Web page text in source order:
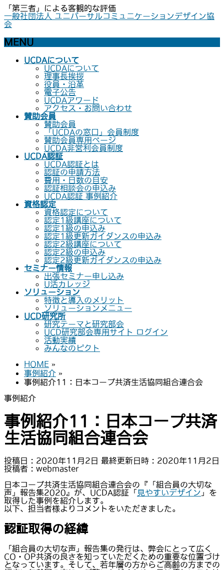
「第三者」による客観的な評価
一般社団法人 ユニバーサルコミュニケーションデザイン協
会
MENU
UCDAについて
UCDAについて
理事長挨拶
役員・沿革
電子公告
UCDAアワード
アクセス・お問い合わせ
賛助会員
賛助会員
「UCDAの窓口」会員制度
賛助会員専用ページ
UCDA非営利会員制度
UCDA認証
UCDA認証とは
認証の申請方法
費用・日数の目安
認証相談会の申込み
UCDA認証 事例紹介
資格認定
資格認定について
認定1級講座について
認定1級の申込み
認定1級更新ガイダンスの申込み
認定2級講座について
認定2級の申込み
認定2級更新ガイダンスの申込み
セミナー情報
出張セミナー申し込み
U活カレッジ
ソリューション
特徴と導入のメリット
ソリューションメニュー
UCD研究所
研究テーマと研究部会
UCD研究部会専用サイト ログイン
活動実績
みんなのピクト
HOME »
事例紹介 »
事例紹介11：日本コープ共済生活協同組合連合会
事例紹介
事例紹介11：日本コープ共済
生活協同組合連合会
投稿日 : 2020年11月2日 最終更新日時 : 2020年11月2日
投稿者 : webmaster
日本コープ共済生活協同組合連合会の『「組合員の大切な
声」報告集2020』が、UCDA認証「 見やすいデザイン 」を
取得した事例を紹介します。
以下、担当者様よりコメントをいただきました。
認証取得の経緯
「組合員の大切な声」報告集の発行は、弊会にとって広く
CO・OP共済の良さを知っていただくための重要な位置づけ
となっています。そして、若年層の方からご高齢の方までの